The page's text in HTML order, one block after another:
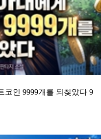
코인 9999개를 되찾았다 9